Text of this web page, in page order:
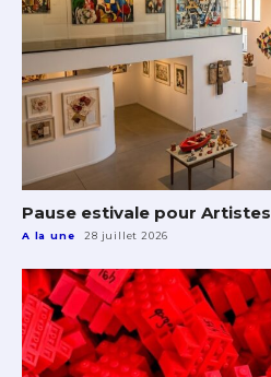
Pause estivale pour
A la une 28 juillet 2026